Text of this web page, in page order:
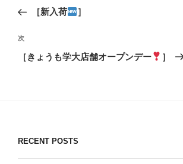
ナ
ビ
ゲ
の
稿
［新入荷 ］
次
の
次
［きょうも学大店舗オープンデー ］
RECENT POSTS